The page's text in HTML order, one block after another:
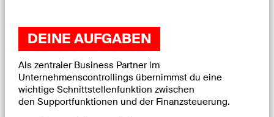
DEINE AUFGABEN
Als zentraler Business Partner im
Unternehmenscontrollings übernimmst du eine
wichtige Schnittstellenfunktion zwischen
den Supportfunktionen und der Finanzsteuerung.